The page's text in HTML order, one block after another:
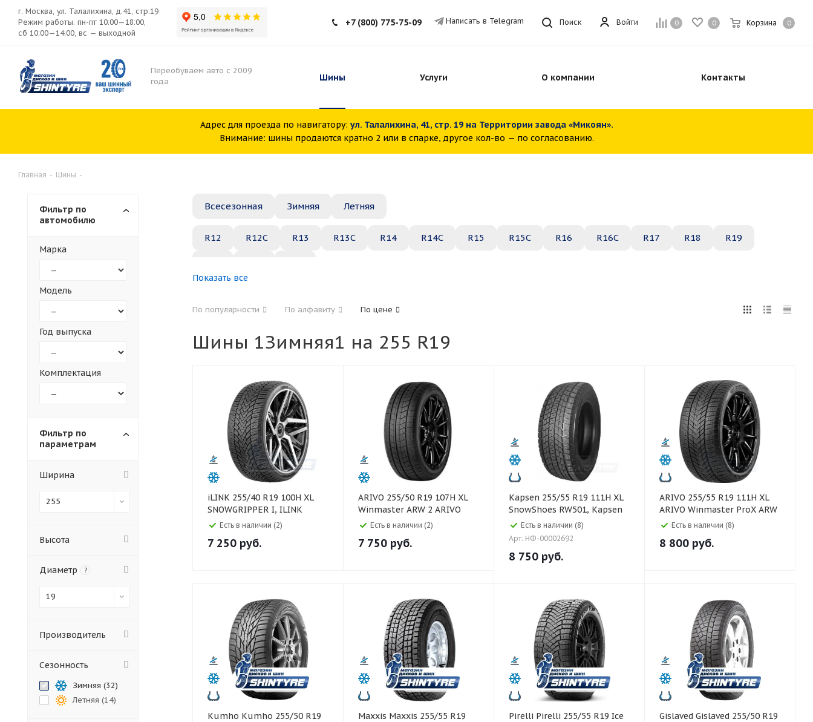
0 0 Корзина 0
Войти
г. Москва, ул. Талалихина, д.41, стр.19
Режим работы: пн-пт 10:00—18:00,
сб 10:00—14:00, вс — выходной
Поиск
+7 (800) 775-75-09 Написать в Telegram
Переобуваем авто с 2009
года
Шины Услуги О компании Контакты
Адрес для проезда по навигатору: ул. Талалихина, 41, стр. 19 на Территории завода «Микоян».
Внимание: шины продаются кратно 2 или в спарке, другое кол-во — по согласованию.
Главная - Шины -
Всесезонная Зимняя Летняя
R12 R12C R13 R13C R14 R14C R15 R15C R16 R16C R17 R18 R19
30 35 40 45 45 50 55
Показать все
По популярности По алфавиту По цене
Шины 1Зимняя1 на 255 R19
iLINK 255/40 R19 100H XL
SNOWGRIPPER I, ILINK
Есть в наличии (2)
7 250 руб.
ARIVO 255/50 R19 107H XL
Winmaster ARW 2 ARIVO
Есть в наличии (2)
7 750 руб.
Kapsen 255/55 R19 111H XL
SnowShoes RW501, Kapsen
Есть в наличии (8)
Арт: НФ-00002692
8 750 руб.
ARIVO 255/55 R19 111H XL
ARIVO Winmaster ProX ARW
Есть в наличии (8)
8 800 руб.
Kumho Kumho 255/50 R19
Maxxis Maxxis 255/55 R19
Pirelli Pirelli 255/55 R19 Ice
Gislaved Gislaved 255/50 R19
Фильтр по
автомобилю
Марка
Модель
Год выпуска
Комплектация
Фильтр по
параметрам
Ширина
255
Высота
Диаметр ?
19
Производитель
Сезонность
Зимняя (32)
Летняя (14)